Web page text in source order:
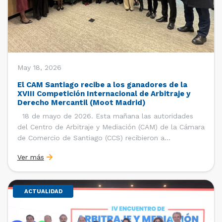
May 18, 2026
El CAM Santiago recibe a los ganadores de la
XVIII Competición Internacional de Arbitraje y
Derecho Mercantil (Moot Madrid)
18 de mayo de 2026. Esta mañana las autoridades
del Centro de Arbitraje y Mediación (CAM) de la Cámara
de Comercio de Santiago (CCS) recibieron a
Facultad de Derecho de la Universidad de Chile que se
consagró como ganador de la […]
Ver más
ACTUALIDAD